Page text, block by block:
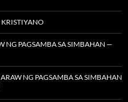
NG PAGSAMBA SA SIMBAHAN —
NG PAGSAMBA SA SIMBAHAN